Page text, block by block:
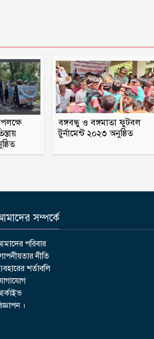
বঙ্গবন্ধু ও বঙ্গমাতা ফুটবল
টুর্নামেন্ট ২০২৩ অনুষ্ঠিত
সম্পর্কে
পরিবার
নীতি
শর্তাবলি
।